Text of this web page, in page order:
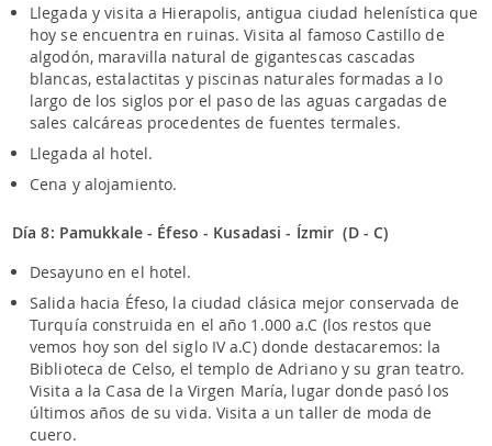
Llegada y visita a Hierapolis, antigua ciudad helenística que
hoy se encuentra en ruinas. Visita al famoso Castillo de
algodón, maravilla natural de gigantescas cascadas
blancas, estalactitas y piscinas naturales formadas a lo
largo de los siglos por el paso de las aguas cargadas de
sales calcáreas procedentes de fuentes termales.
Llegada al hotel.
Cena y alojamiento.
Día 8: Pamukkale - Éfeso - Kusadasi - Ízmir (D - C)
Desayuno en el hotel.
Salida hacia Éfeso, la ciudad clásica mejor conservada de
Turquía construida en el año 1.000 a.C (los restos que
vemos hoy son del siglo IV a.C) donde destacaremos: la
Biblioteca de Celso, el templo de Adriano y su gran teatro.
Visita a la Casa de la Virgen María, lugar donde pasó los
últimos años de su vida. Visita a un taller de moda de
cuero.